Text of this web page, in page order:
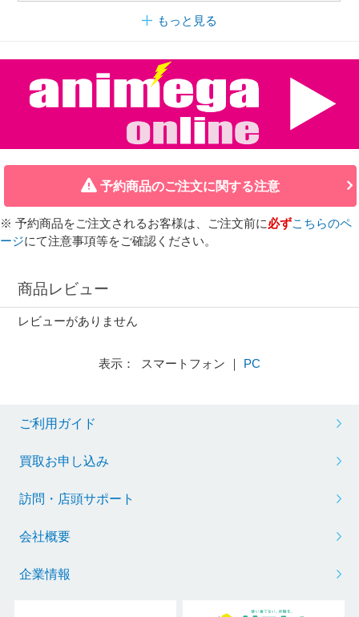
もっと見る
予約商品のご注文に関する注意
※ 予約商品をご注文されるお客様は、ご注文前に必ずこちらのペ
ージにて注意事項等をご確認ください。
商品レビュー
レビューがありません
表示： スマートフォン ｜ PC
ご利用ガイド
買取お申し込み
訪問・店頭サポート
会社概要
企業情報